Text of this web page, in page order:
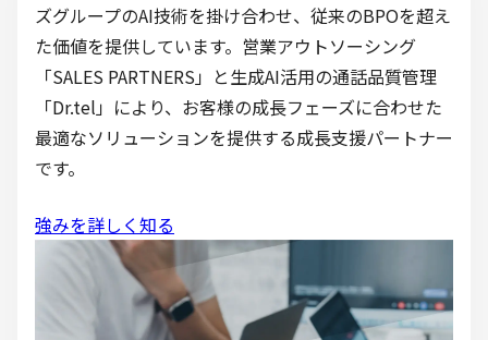
ズグループのAI技術を掛け合わせ、従来のBPOを超え
た価値を提供しています。営業アウトソーシング
「SALES PARTNERS」と生成AI活用の通話品質管理
「Dr.tel」により、お客様の成長フェーズに合わせた
最適なソリューションを提供する成長支援パートナー
です。
強みを詳しく知る